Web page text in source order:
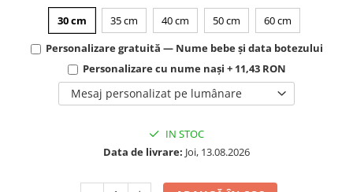
30 cm 35 cm 40 cm 50 cm
60 cm
Personalizare gratuită — Nume bebe și data botezului
Personalizare cu nume nași + 11,43 RON
Mesaj personalizat pe lumânare
IN STOC
Data de livrare: Joi, 13.08.2026